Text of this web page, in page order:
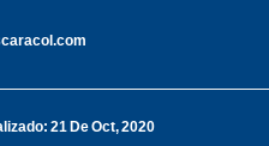
21 De Oct, 2020